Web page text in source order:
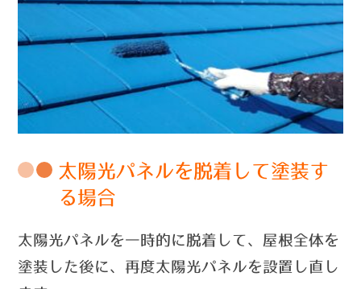
太陽光パネルを脱着して塗装す
る場合
太陽光パネルを一時的に脱着して、屋根全体を
塗装した後に、再度太陽光パネルを設置し直し